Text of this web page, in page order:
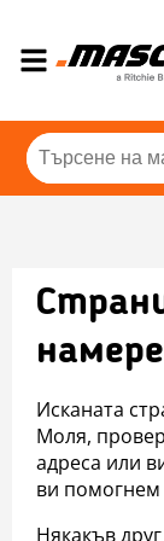
Исканата
Моля,
адреса или
ви помогнем
Някакъв